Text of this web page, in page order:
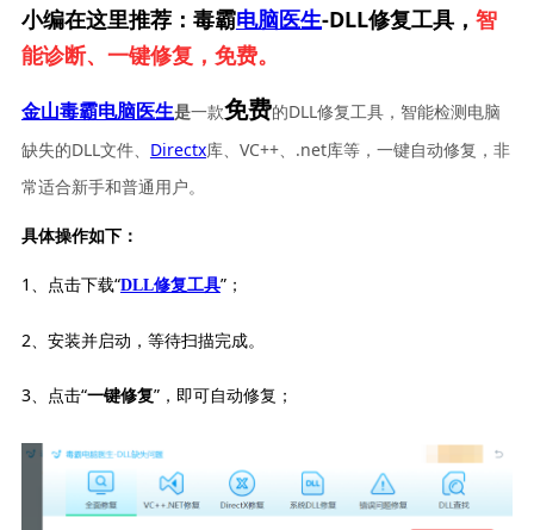
小编在这里推荐：毒霸电脑医生-DLL修复工具， 智
能诊断、一键修复，免费。
金山毒霸电脑医生是一款免费的DLL修复工具，智能检测电脑
缺失的DLL文件、 Directx库、VC++、.net库等，一键自动修复，非
常适合新手和普通用户。
具体操作如下：
1、点击下载“DLL修复工具”；
2、安装并启动，等待扫描完成。
3、点击“一键修复”，即可自动修复；